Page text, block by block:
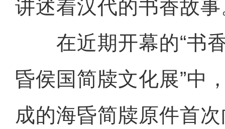
讲述着汉代的书香故
在近期开幕的“书
昏侯国简牍文化展”中
成的海昏简牍原件首